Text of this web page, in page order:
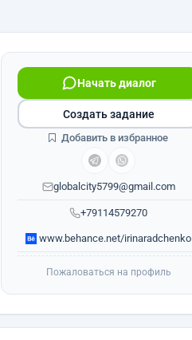
+79114579270
Начать диалог
globalcity5799@gmail.com
www.behance.net/irinaradchenko
Создать задание
Добавить в избранное
Пожаловаться на профиль